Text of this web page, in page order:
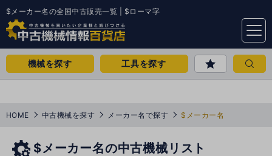
$メーカー名の全国中古販売一覧 | $ローマ字
menu
機械を探す 工具を探す
HOME 中古機械を探す メーカー名で探す $メーカー名
$メーカー名の中古機械リスト